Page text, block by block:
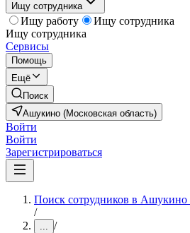
Ищу сотрудника
Ищу работу
Ищу сотрудника
Ищу сотрудника
Сервисы
Помощь
Ещё
Поиск
Ашукино (Московская область)
Войти
Войти
Зарегистрироваться
Поиск сотрудников в Ашукино
/
... /